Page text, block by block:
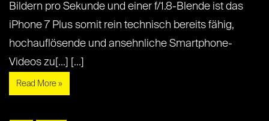
Bildern pro Sekunde und einer f/1.8-Blende ist das
iPhone 7 Plus somit rein technisch bereits fähig,
hochauflösende und ansehnliche Smartphone-
Videos zu[...] [...]
Read More »